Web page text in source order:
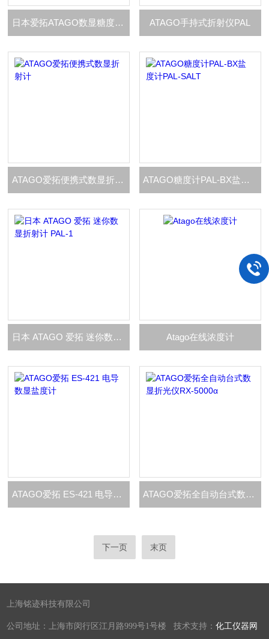
日本爱拓ATAGO数显糖度计糖浓度仪 ATAGO手持式折射仪PAL
ATAGO爱拓便携式数显折射计 ATAGO糖度计PAL-BX盐度计PAL-SALT
日本 ATAGO 爱拓 迷你数显折射计 PAL-1 Atago在线浓度计
ATAGO爱拓 ES-421 电导数显盐度计 ATAGO爱拓全自动台式数显折光仪RX-5000α
下一页 末页
上海铭迹科技有限公司
公司地址：上海市闵行区江月路999号1号楼 技术支持：化工仪器网